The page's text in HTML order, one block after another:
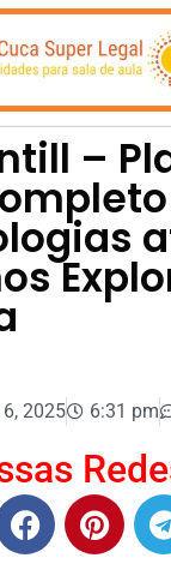
–
2025 6:31 pm